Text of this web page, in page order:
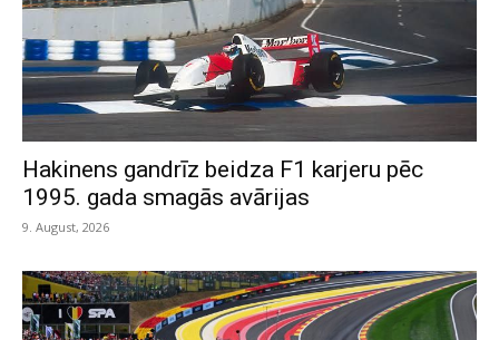
Hakinens gandrīz beidza F1 karjeru pēc
1995. gada smagās avārijas
9. August, 2026